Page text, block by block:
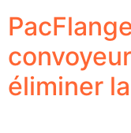
éliminer